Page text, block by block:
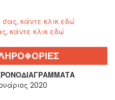
κάντε κλικ εδώ
κάντε κλικ εδώ
2020